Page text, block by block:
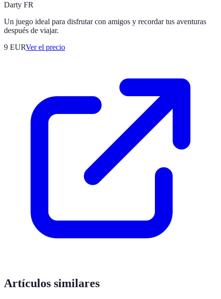
Darty FR
Un juego ideal para disfrutar con amigos y recordar tus aventuras
después de viajar.
9 EURVer el precio
Artículos similares